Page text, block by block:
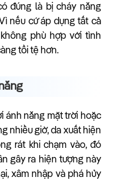
đúng là bị cháy nắng
nếu cứ áp dụng tất cả
phù hợp với tình
tồi tệ hơn.
ánh nắng mặt trời hoặc
nhiều giờ, da xuất hiện
rát khi chạm vào, đó
gây ra hiện tượng này
xâm nhập và phá hủy